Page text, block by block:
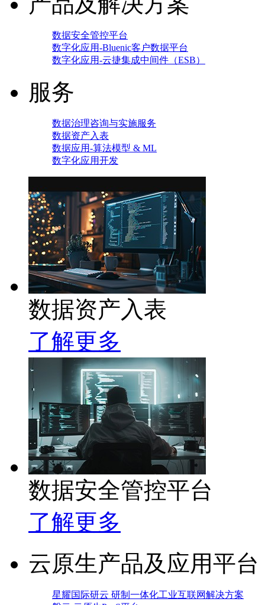
数据安全管控平台
数字化应用-Bluenic客户数据平台
数字化应用-云捷集成中间件（ESB）
服务
数据治理咨询与实施服务
数据资产入表
数据应用-算法模型 & ML
数字化应用开发
数据资产入表
了解更多
数据安全管控平台
了解更多
云原生产品及应用平台
星耀国际研云 研制一体化工业互联网解决方案